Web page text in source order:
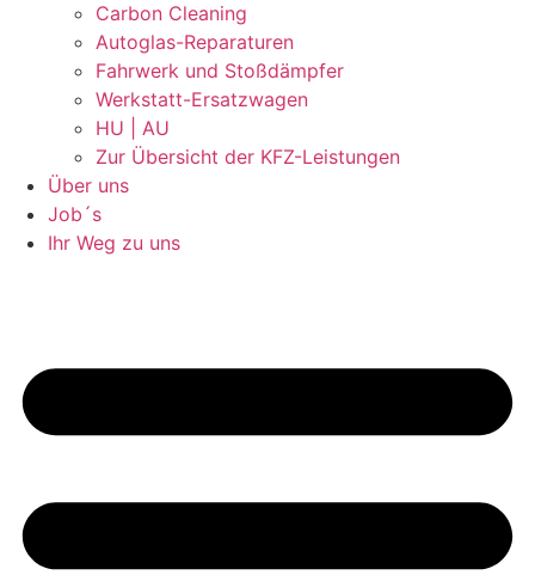
Carbon Cleaning
Autoglas-Reparaturen
Fahrwerk und Stoßdämpfer
Werkstatt-Ersatzwagen
HU | AU
Zur Übersicht der KFZ-Leistungen
Über uns
Job´s
Ihr Weg zu uns